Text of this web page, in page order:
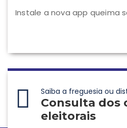
Instale a nova app queima
Saiba a freguesia ou
Consulta dos
eleitorais